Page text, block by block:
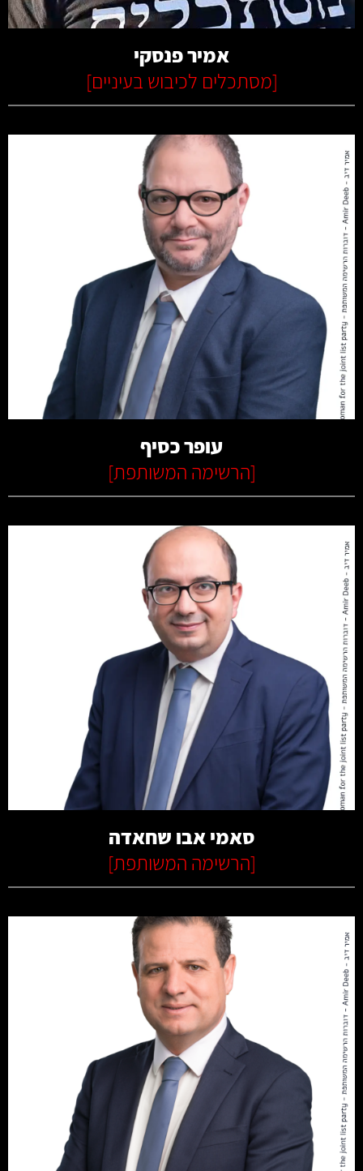
אמיר פנסקי
[מסתכלים לכיבוש בעיניים]
קרא עוד
עופר כסיף
[הרשימה המשותפת]
קרא עוד
סאמי אבו שחאדה
[הרשימה המשותפת]
קרא עוד